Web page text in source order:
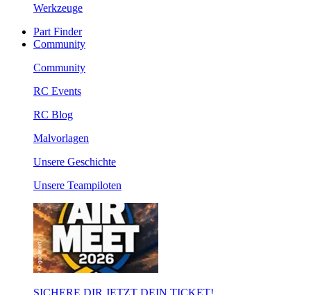
Werkzeuge
Part Finder
Community
Community
RC Events
RC Blog
Malvorlagen
Unsere Geschichte
Unsere Teampiloten
SICHERE DIR JETZT DEIN TICKET!